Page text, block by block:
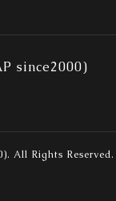
since2000)
. All Rights Reserved.